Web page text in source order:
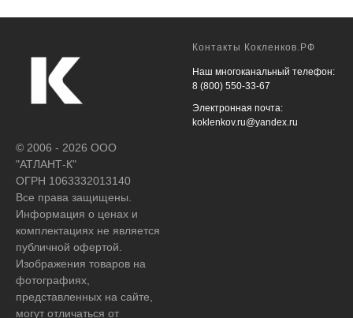
© 2006 - 2026 ООО
"АТЛАНТ-К"
ОГРН 1063332013140
Все права защищены.
Информация о ценах и
комплектациях не является
публичной офертой.
Изображения товаров на
фотографиях,
представленных на сайте,
могут отличаться от
Контакты Кокленков.РФ
Наш многоканальный телефон:
8 (800) 550-33-67
Электронная почта:
koklenkov.ru@yandex.ru